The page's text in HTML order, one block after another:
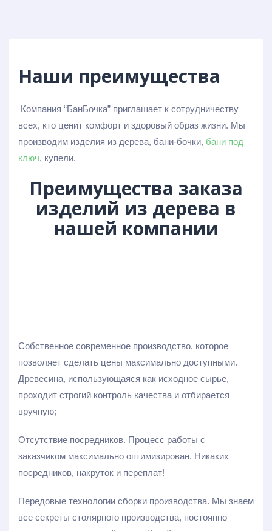
Наши преимущества
Компания “БанБочка” приглашает к сотрудничеству
всех, кто ценит комфорт и здоровый образ жизни. Мы
производим изделия из дерева, бани-бочки, бани под
ключ, купели.
Преимущества заказа
изделий из дерева в
нашей компании
Собственное современное производство, которое
позволяет сделать цены максимально доступными.
Древесина, использующаяся как исходное сырье,
проходит строгий контроль качества и отбирается
вручную;
Отсутствие посредников. Процесс работы с
заказчиком максимально оптимизирован. Никаких
посредников, накруток и переплат!
Передовые технологии сборки производства. Мы знаем
все секреты столярного производства, постоянно